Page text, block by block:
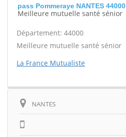
pass Pommeraye NANTES 44000
Meilleure mutuelle santé sénior
Département: 44000
Meilleure mutuelle santé sénior
La France Mutualiste
NANTES